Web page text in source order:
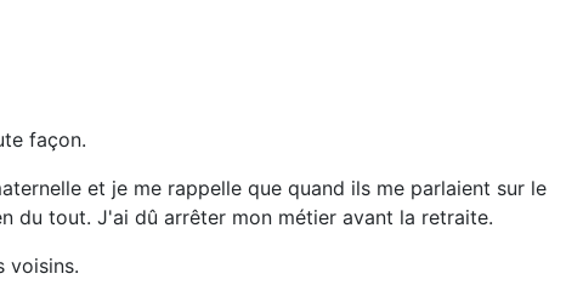
façon.
et je me rappelle que quand ils me parlaient sur le
du tout. J'ai dû arrêter mon métier avant la retraite.
voisins.